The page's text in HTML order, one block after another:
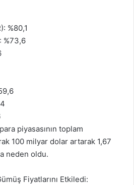
%80,1
%73,6
piyasasının toplam
100 milyar dolar artarak 1,67
neden oldu.
Fiyatlarını Etkiledi: